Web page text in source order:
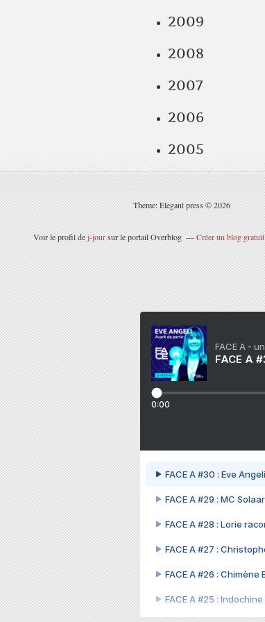
2009
2008
2007
2006
2005
Theme: Elegant press © 2026
Voir le profil dej-joursur le portail Overblog Créer un blog
FACE A -
FACE A
0:00
FACE A #30 : Eve
FACE A #29 : MC
FACE A #28 : Lorie
FACE A #27 :
FACE A #26 :
FACE A #25 :